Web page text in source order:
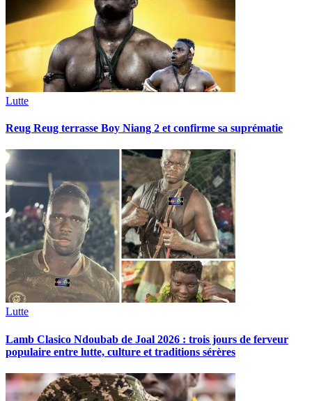
Lutte
Reug Reug terrasse Boy Niang 2 et confirme sa suprématie
Lutte
Lamb Clasico Ndoubab de Joal 2026 : trois jours de ferveur
populaire entre lutte, culture et traditions sérères